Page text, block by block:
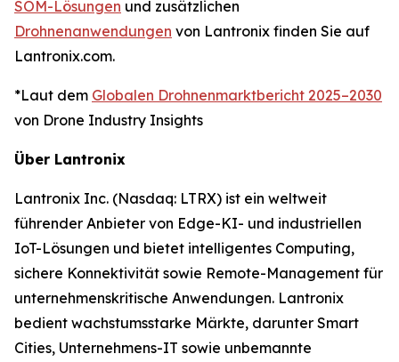
SOM-Lösungen und zusätzlichen
Drohnenanwendungen von Lantronix finden Sie auf
Lantronix.com.
*Laut dem Globalen Drohnenmarktbericht 2025–2030
von Drone Industry Insights
Über Lantronix
Lantronix Inc. (Nasdaq: LTRX) ist ein weltweit
führender Anbieter von Edge-KI- und industriellen
IoT-Lösungen und bietet intelligentes Computing,
sichere Konnektivität sowie Remote-Management für
unternehmenskritische Anwendungen. Lantronix
bedient wachstumsstarke Märkte, darunter Smart
Cities, Unternehmens-IT sowie unbemannte